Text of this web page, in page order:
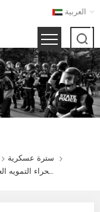
العربية
سترة عسكرية
ثلاثة الصحراء التمويه العسكرية الصوف في فصل الشتاء سترة